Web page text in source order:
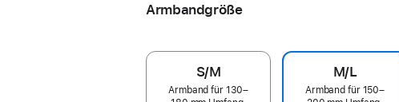
Armbandgröße
S/M
Armband für 130–
M/L
Armband für 150–